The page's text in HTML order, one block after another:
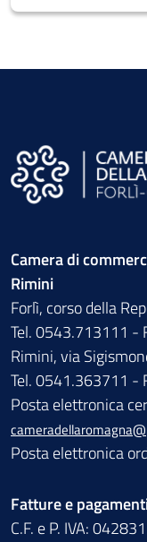
Camera di
Rimini
Forlì, corso della
Tel. 0543.713111 -
Rimini, via
Tel. 0541.363711 -
Posta elettronica
Posta elettronica
Fatture e
C.F. e P. IVA: